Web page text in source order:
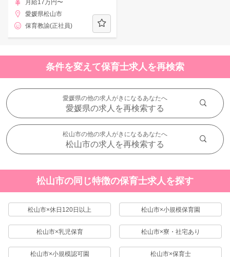
月給17万円〜
愛媛県松山市
保育教諭(正社員)
条件を変えて保育士求人を再検索
愛媛県の他の求人がきになるあなたへ
愛媛県の求人を再検索する
松山市の他の求人がきになるあなたへ
松山市の求人を再検索する
松山市の同じ特徴の保育士求人を探す
松山市×休日120日以上 松山市×小規模保育園
松山市×乳児保育 松山市×寮・社宅あり
松山市×小規模認可園 松山市×保育士